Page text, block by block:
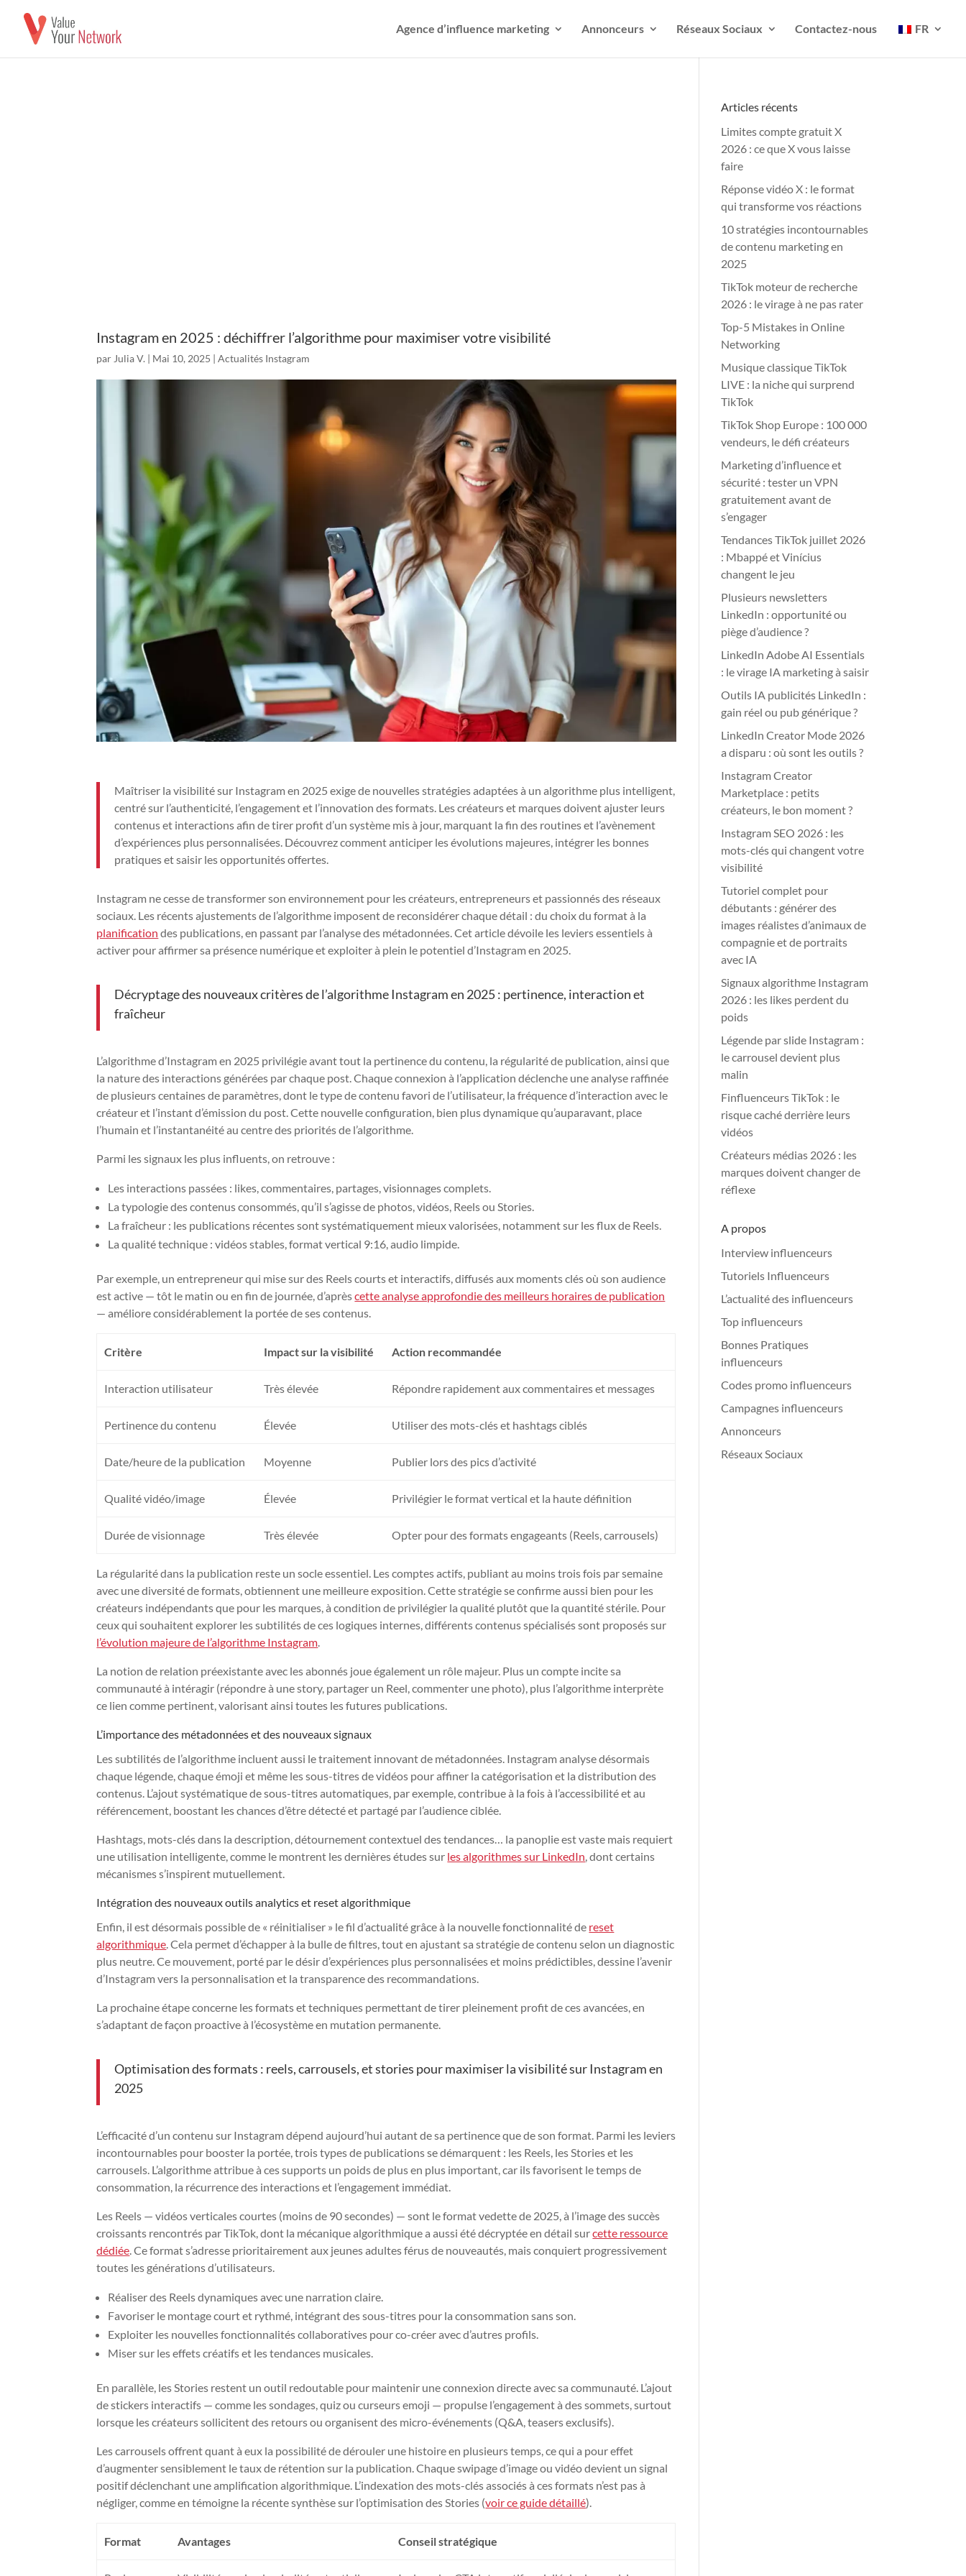
Agence d’influence marketing Annonceurs Réseaux Sociaux Contactez-nous FR
Instagram en 2025 : déchiffrer l’algorithme pour maximiser votre visibilité
par Julia V. | Mai 10, 2025 |Actualités Instagram
Maîtriser la visibilité sur Instagram en 2025 exige de nouvelles stratégies adaptées à un algorithme plus intelligent,
centré sur l’authenticité, l’engagement et l’innovation des formats. Les créateurs et marques doivent ajuster leurs
contenus et interactions afin de tirer profit d’un système mis à jour, marquant la fin des routines et l’avènement
d’expériences plus personnalisées. Découvrez comment anticiper les évolutions majeures, intégrer les bonnes
pratiques et saisir les opportunités offertes.
Instagram ne cesse de transformer son environnement pour les créateurs, entrepreneurs et passionnés des réseaux
sociaux. Les récents ajustements de l’algorithme imposent de reconsidérer chaque détail : du choix du format à la
planification des publications, en passant par l’analyse des métadonnées. Cet article dévoile les leviers essentiels à
activer pour affirmer sa présence numérique et exploiter à plein le potentiel d’Instagram en 2025.
Décryptage des nouveaux critères de l’algorithme Instagram en 2025 : pertinence, interaction et
fraîcheur
L’algorithme d’Instagram en 2025 privilégie avant tout la pertinence du contenu, la régularité de publication, ainsi que
la nature des interactions générées par chaque post. Chaque connexion à l’application déclenche une analyse raffinée
de plusieurs centaines de paramètres, dont le type de contenu favori de l’utilisateur, la fréquence d’interaction avec le
créateur et l’instant d’émission du post. Cette nouvelle configuration, bien plus dynamique qu’auparavant, place
l’humain et l’instantanéité au centre des priorités de l’algorithme.
Parmi les signaux les plus influents, on retrouve :
Les interactions passées : likes, commentaires, partages, visionnages complets.
La typologie des contenus consommés, qu’il s’agisse de photos, vidéos, Reels ou Stories.
La fraîcheur : les publications récentes sont systématiquement mieux valorisées, notamment sur les flux de Reels.
La qualité technique : vidéos stables, format vertical 9:16, audio limpide.
Par exemple, un entrepreneur qui mise sur des Reels courts et interactifs, diffusés aux moments clés où son audience
est active — tôt le matin ou en fin de journée, d’aprèscette analyse approfondie des meilleurs horaires de publication
— améliore considérablement la portée de ses contenus.
Critère Impact sur la visibilité Action recommandée
Interaction utilisateur Très élevée Répondre rapidement aux commentaires et messages
Pertinence du contenu Élevée Utiliser des mots-clés et hashtags ciblés
Date/heure de la publication Moyenne Publier lors des pics d’activité
Qualité vidéo/image Élevée Privilégier le format vertical et la haute définition
Durée de visionnage Très élevée Opter pour des formats engageants (Reels, carrousels)
La régularité dans la publication reste un socle essentiel. Les comptes actifs, publiant au moins trois fois par semaine
avec une diversité de formats, obtiennent une meilleure exposition. Cette stratégie se confirme aussi bien pour les
créateurs indépendants que pour les marques, à condition de privilégier la qualité plutôt que la quantité stérile. Pour
ceux qui souhaitent explorer les subtilités de ces logiques internes, différents contenus spécialisés sont proposés sur
l’évolution majeure de l’algorithme Instagram.
La notion de relation préexistante avec les abonnés joue également un rôle majeur. Plus un compte incite sa
communauté à intéragir (répondre à une story, partager un Reel, commenter une photo), plus l’algorithme interprète
ce lien comme pertinent, valorisant ainsi toutes les futures publications.
L’importance des métadonnées et des nouveaux signaux
Les subtilités de l’algorithme incluent aussi le traitement innovant de métadonnées. Instagram analyse désormais
chaque légende, chaque émoji et même les sous-titres de vidéos pour affiner la catégorisation et la distribution des
contenus. L’ajout systématique de sous-titres automatiques, par exemple, contribue à la fois à l’accessibilité et au
référencement, boostant les chances d’être détecté et partagé par l’audience ciblée.
Hashtags, mots-clés dans la description, détournement contextuel des tendances… la panoplie est vaste mais requiert
une utilisation intelligente, comme le montrent les dernières études sur les algorithmes sur LinkedIn, dont certains
mécanismes s’inspirent mutuellement.
Intégration des nouveaux outils analytics et reset algorithmique
Enfin, il est désormais possible de « réinitialiser » le fil d’actualité grâce à la nouvelle fonctionnalité de reset
algorithmique. Cela permet d’échapper à la bulle de filtres, tout en ajustant sa stratégie de contenu selon un diagnostic
plus neutre. Ce mouvement, porté par le désir d’expériences plus personnalisées et moins prédictibles, dessine l’avenir
d’Instagram vers la personnalisation et la transparence des recommandations.
La prochaine étape concerne les formats et techniques permettant de tirer pleinement profit de ces avancées, en
s’adaptant de façon proactive à l’écosystème en mutation permanente.
Optimisation des formats : reels, carrousels, et stories pour maximiser la visibilité sur Instagram en
2025
L’efficacité d’un contenu sur Instagram dépend aujourd’hui autant de sa pertinence que de son format. Parmi les leviers
incontournables pour booster la portée, trois types de publications se démarquent : les Reels, les Stories et les
carrousels. L’algorithme attribue à ces supports un poids de plus en plus important, car ils favorisent le temps de
consommation, la récurrence des interactions et l’engagement immédiat.
Les Reels — vidéos verticales courtes (moins de 90 secondes) — sont le format vedette de 2025, à l’image des succès
croissants rencontrés par TikTok, dont la mécanique algorithmique a aussi été décryptée en détail surcette ressource
dédiée. Ce format s’adresse prioritairement aux jeunes adultes férus de nouveautés, mais conquiert progressivement
toutes les générations d’utilisateurs.
Réaliser des Reels dynamiques avec une narration claire.
Favoriser le montage court et rythmé, intégrant des sous-titres pour la consommation sans son.
Exploiter les nouvelles fonctionnalités collaboratives pour co-créer avec d’autres profils.
Miser sur les effets créatifs et les tendances musicales.
En parallèle, les Stories restent un outil redoutable pour maintenir une connexion directe avec sa communauté. L’ajout
de stickers interactifs — comme les sondages, quiz ou curseurs emoji — propulse l’engagement à des sommets, surtout
lorsque les créateurs sollicitent des retours ou organisent des micro-événements (Q&A, teasers exclusifs).
Les carrousels offrent quant à eux la possibilité de dérouler une histoire en plusieurs temps, ce qui a pour effet
d’augmenter sensiblement le taux de rétention sur la publication. Chaque swipage d’image ou vidéo devient un signal
positif déclenchant une amplification algorithmique. L’indexation des mots-clés associés à ces formats n’est pas à
négliger, comme en témoigne la récente synthèse sur l’optimisation des Stories (voir ce guide détaillé).
Format Avantages Conseil stratégique
Articles récents
Limites compte gratuit X
2026 : ce que X vous laisse
faire
Réponse vidéo X : le format
qui transforme vos réactions
10 stratégies incontournables
de contenu marketing en
2025
TikTok moteur de recherche
2026 : le virage à ne pas rater
Top-5 Mistakes in Online
Networking
Musique classique TikTok
LIVE : la niche qui surprend
TikTok
TikTok Shop Europe : 100 000
vendeurs, le défi créateurs
Marketing d’influence et
sécurité : tester un VPN
gratuitement avant de
s’engager
Tendances TikTok juillet 2026
: Mbappé et Vinícius
changent le jeu
Plusieurs newsletters
LinkedIn : opportunité ou
piège d’audience ?
LinkedIn Adobe AI Essentials
: le virage IA marketing à saisir
Outils IA publicités LinkedIn :
gain réel ou pub générique ?
LinkedIn Creator Mode 2026
a disparu : où sont les outils ?
Instagram Creator
Marketplace : petits
créateurs, le bon moment ?
Instagram SEO 2026 : les
mots-clés qui changent votre
visibilité
Tutoriel complet pour
débutants : générer des
images réalistes d’animaux de
compagnie et de portraits
avec IA
Signaux algorithme Instagram
2026 : les likes perdent du
poids
Légende par slide Instagram :
le carrousel devient plus
malin
Finfluenceurs TikTok : le
risque caché derrière leurs
vidéos
Créateurs médias 2026 : les
marques doivent changer de
réflexe
A propos
Interview influenceurs
Tutoriels Influenceurs
L’actualité des influenceurs
Top influenceurs
Bonnes Pratiques
influenceurs
Codes promo influenceurs
Campagnes influenceurs
Annonceurs
Réseaux Sociaux